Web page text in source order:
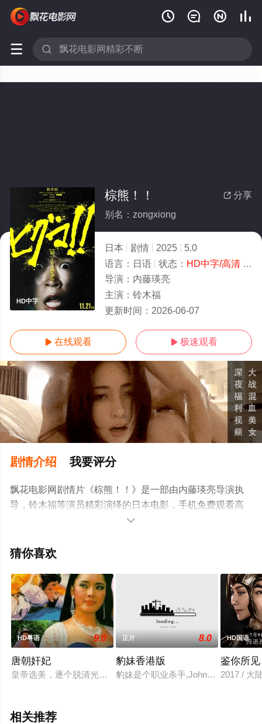
   
 
HD中字
 分享
棕熊！！
别名：zongxiong
日本 剧情 2025
5.0
语言： 日语 状态： HD中字/高清- 免费在线观看
导演： 内藤瑛亮
主演： 铃木福
更新时间： 2026-06-07
 在线观看  极速观看
剧情介绍 我要评分
飘花电影网剧情片《棕熊！！》是一部由内藤瑛亮导演执
导，铃木福等演员精彩演绎的日本电影，手机免费观看高
清未删减完整版电影大全就上飘花影院，更多相关信息可
。

猜你喜欢
HD粤语 9.0
唐朝奸妃
皇帝选美，逐个脱清光，佳丽如云，靓到失魂，唐朝中叶，玄
正片 8.0
豹妹香港版
豹妹是个职业杀手,John是一名O记
HD国语
鉴你所见
2017 / 大
相关推荐